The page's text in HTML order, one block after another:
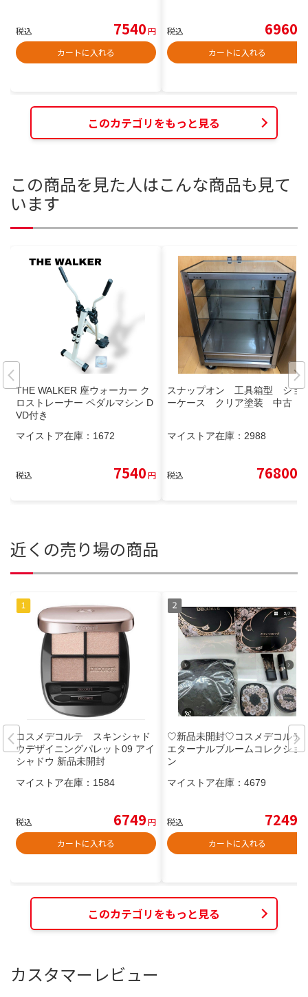
税込 7540円
カートに入れる
税込 6960
カートに入れる
このカテゴリをもっと見る
この商品を見た人はこんな商品も見て
います
THE WALKER 座ウォーカー ク
ロストレーナー ペダルマシン D
VD付き
マイストア在庫： 1672
税込 7540円
スナップオン 工具箱型 ショ
ーケース クリア塗装 中古
マイストア在庫： 2988
税込 76800
近くの売り場の商品
コスメデコルテ スキンシャド
ウデザイニングパレット09 アイ
シャドウ 新品未開封
マイストア在庫： 1584
税込 6749円
カートに入れる
♡新品未開封♡コスメデコルテ
エターナルブルームコレクショ
ン
マイストア在庫： 4679
税込 7249
カートに入れる
このカテゴリをもっと見る
カスタマーレビュー